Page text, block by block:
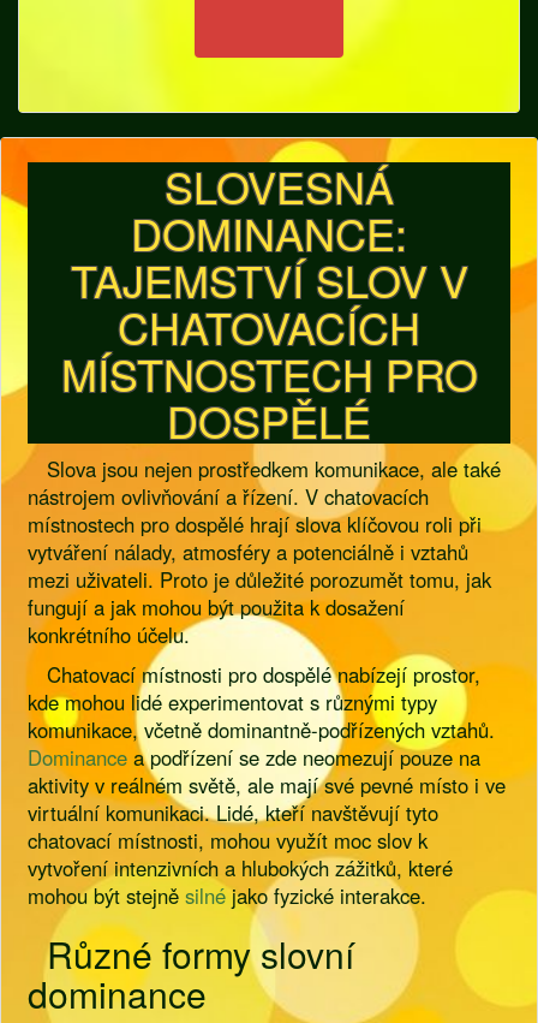
SLOVESNÁ
DOMINANCE:
TAJEMSTVÍ SLOV V
CHATOVACÍCH
MÍSTNOSTECH PRO
DOSPĚLÉ
Slova jsou nejen prostředkem komunikace, ale také
nástrojem ovlivňování a řízení. V chatovacích
místnostech pro dospělé hrají slova klíčovou roli při
vytváření nálady, atmosféry a potenciálně i vztahů
mezi uživateli. Proto je důležité porozumět tomu, jak
fungují a jak mohou být použita k dosažení
konkrétního účelu.
Chatovací místnosti pro dospělé nabízejí prostor,
kde mohou lidé experimentovat s různými typy
komunikace, včetně dominantně-podřízených vztahů.
Dominance a podřízení se zde neomezují pouze na
aktivity v reálném světě, ale mají své pevné místo i ve
virtuální komunikaci. Lidé, kteří navštěvují tyto
chatovací místnosti, mohou využít moc slov k
vytvoření intenzivních a hlubokých zážitků, které
mohou být stejněsilnéjako fyzické interakce.
Různé formy slovní
dominance